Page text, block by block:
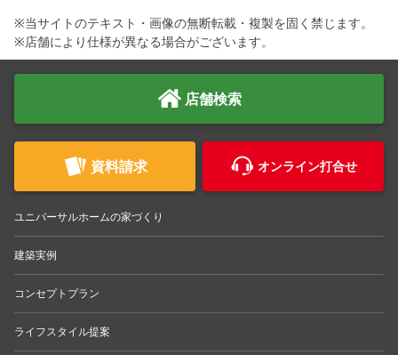
※当サイトのテキスト・画像の無断転載・複製を固く禁じます。
※店舗により仕様が異なる場合がございます。
店舗検索
資料請求 オンライン打合せ
ユニバーサルホームの家づくり
建築実例
コンセプトプラン
ライフスタイル提案